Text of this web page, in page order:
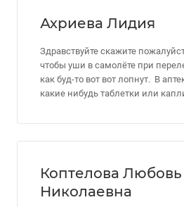
Ахриева Лидия
Здравствуйте скажите
чтобы уши в самолёте при
как буд-то вот вот лопнут. В
какие нибудь таблетки или
Коптелова Любовь
Николаевна